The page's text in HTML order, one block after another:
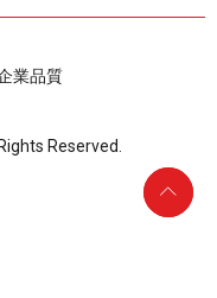
業品質
Reserved.